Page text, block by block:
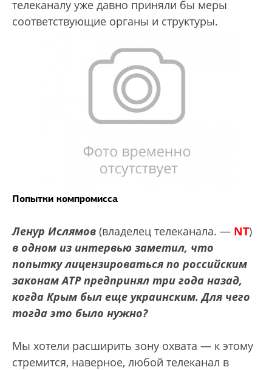
телеканалу уже давно приняли бы меры
соответствующие органы и структуры.
Попытки компромисса
Ленур Ислямов (владелец телеканала. — NT)
в одном из интервью заметил, что
попытку лицензироваться по российским
законам АТР предпринял три года назад,
когда Крым был еще украинским. Для чего
тогда это было нужно?
Мы хотели расширить зону охвата — к этому
стремится, наверное, любой телеканал в